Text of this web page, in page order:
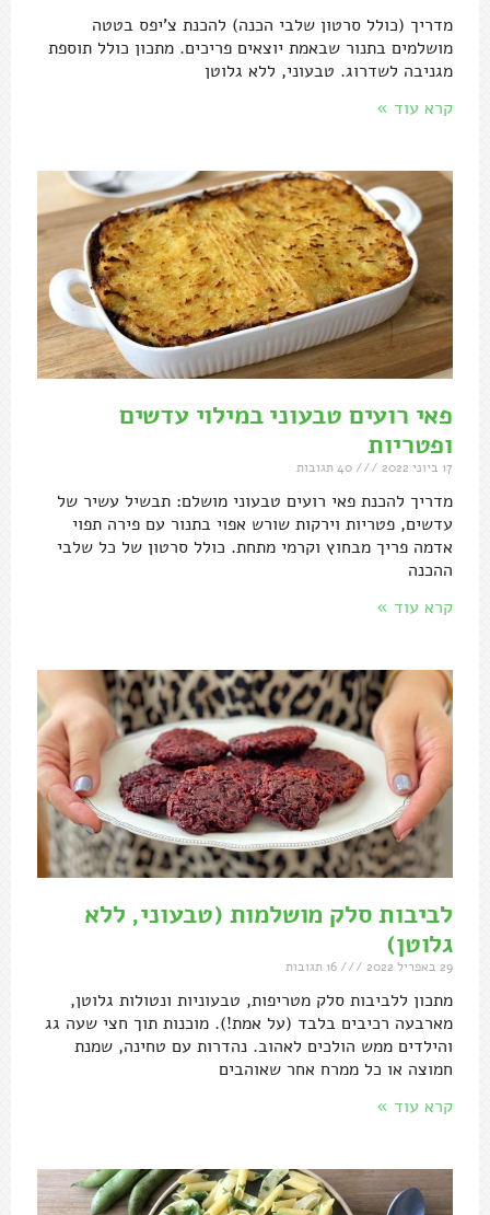
מדריך (כולל סרטון שלבי הכנה) להכנת צ'יפס בטטה
מושלמים בתנור שבאמת יוצאים פריכים. מתכון כולל תוספת
מגניבה לשדרוג. טבעוני, ללא גלוטן
קרא עוד »
פאי רועים טבעוני במילוי עדשים
ופטריות
17 ביוני 2022
מדריך להכנת פאי רועים טבעוני מושלם: תבשיל עשיר של
עדשים, פטריות וירקות שורש אפוי בתנור עם פירה תפוי
אדמה פריך מבחוץ וקרמי מתחת. כולל סרטון של כל שלבי
ההכנה
קרא עוד »
לביבות סלק מושלמות (טבעוני, ללא
גלוטן)
29 באפריל 2022
מתכון ללביבות סלק מטריפות, טבעוניות ונטולות גלוטן,
מארבעה רכיבים בלבד (על אמת!). מוכנות תוך חצי שעה גג
והילדים ממש הולכים לאהוב. נהדרות עם טחינה, שמנת
חמוצה או כל ממרח אחר שאוהבים
קרא עוד »